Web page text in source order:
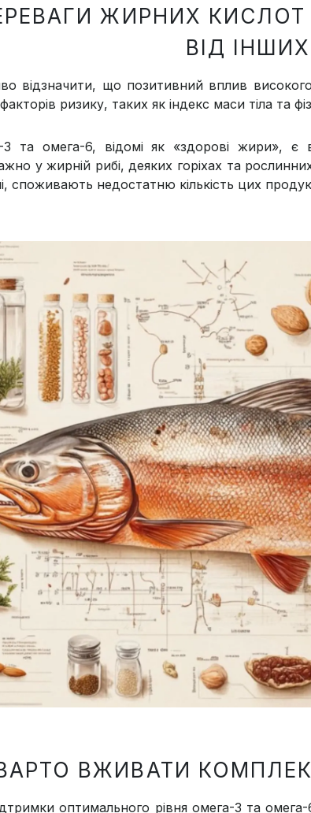
ЖИРНИХ
ВІД
відзначити, що позитивний вплив
ризику, таких як індекс маси тіла та
3 та омега-6, відомі як «здорові жири»,
у жирній рибі, деяких горіхах та
споживають недостатню кількість цих
ВЖИВАТИ
оптимального рівня омега-3 та